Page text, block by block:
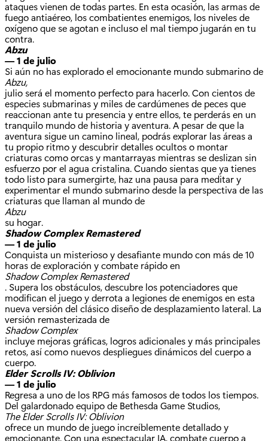
ataques vienen de todas partes. En esta ocasión, las armas de
fuego antiaéreo, los combatientes enemigos, los niveles de
oxígeno que se agotan e incluso el mal tiempo jugarán en tu
contra.
Abzu
— 1 de julio
Si aún no has explorado el emocionante mundo submarino de
Abzu,
julio será el momento perfecto para hacerlo. Con cientos de
especies submarinas y miles de cardúmenes de peces que
reaccionan ante tu presencia y entre ellos, te perderás en un
tranquilo mundo de historia y aventura. A pesar de que la
aventura sigue un camino lineal, podrás explorar las áreas a
tu propio ritmo y descubrir detalles ocultos o montar
criaturas como orcas y mantarrayas mientras se deslizan sin
esfuerzo por el agua cristalina. Cuando sientas que ya tienes
todo listo para sumergirte, haz una pausa para meditar y
experimentar el mundo submarino desde la perspectiva de las
criaturas que llaman al mundo de
Abzu
su hogar.
Shadow Complex Remastered
— 1 de julio
Conquista un misterioso y desafiante mundo con más de 10
horas de exploración y combate rápido en
Shadow Complex Remastered
. Supera los obstáculos, descubre los potenciadores que
modifican el juego y derrota a legiones de enemigos en esta
nueva versión del clásico diseño de desplazamiento lateral. La
versión remasterizada de
Shadow Complex
incluye mejoras gráficas, logros adicionales y más principales
retos, así como nuevos despliegues dinámicos del cuerpo a
cuerpo.
Elder Scrolls IV: Oblivion
— 1 de julio
Regresa a uno de los RPG más famosos de todos los tiempos.
Del galardonado equipo de Bethesda Game Studios,
The Elder Scrolls IV: Oblivion
ofrece un mundo de juego increíblemente detallado y
emocionante. Con una espectacular IA, combate cuerpo a